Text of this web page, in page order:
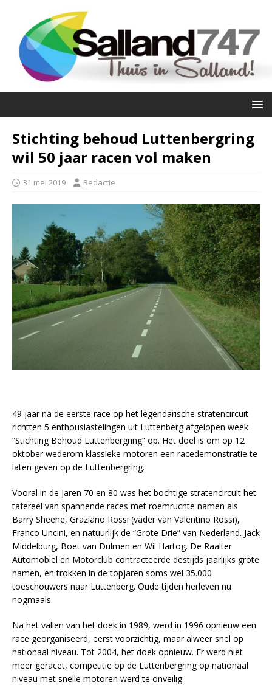
Stichting behoud Luttenbergring
wil 50 jaar racen vol maken
31 mei 2019 Redactie
49 jaar na de eerste race op het legendarische stratencircuit
richtten 5 enthousiastelingen uit Luttenberg afgelopen week
“Stichting Behoud Luttenbergring” op. Het doel is om op 12
oktober wederom klassieke motoren een racedemonstratie te
laten geven op de Luttenbergring.
Vooral in de jaren 70 en 80 was het bochtige stratencircuit het
tafereel van spannende races met roemruchte namen als
Barry Sheene, Graziano Rossi (vader van Valentino Rossi),
Franco Uncini, en natuurlijk de “Grote Drie” van Nederland. Jack
Middelburg, Boet van Dulmen en Wil Hartog. De Raalter
Automobiel en Motorclub contracteerde destijds jaarlijks grote
namen, en trokken in de topjaren soms wel 35.000
toeschouwers naar Luttenberg. Oude tijden herleven nu
nogmaals.
Na het vallen van het doek in 1989, werd in 1996 opnieuw een
race georganiseerd, eerst voorzichtig, maar alweer snel op
nationaal niveau. Tot 2004, het doek opnieuw. Er werd niet
meer geracet, competitie op de Luttenbergring op nationaal
niveau met snelle motoren werd te onveilig.